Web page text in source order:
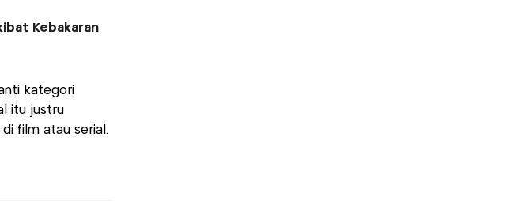
Kebakaran
kategori
itu justru
film atau serial.